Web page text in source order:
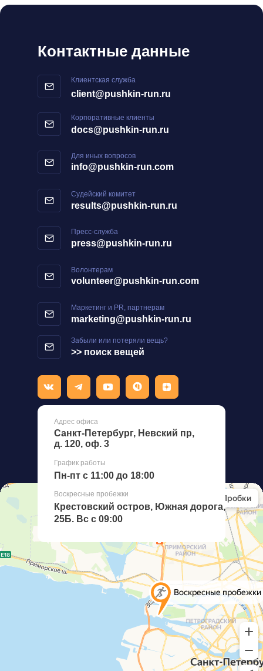
Контактные данные
client@pushkin-run.ru
Клиентская служба
docs@pushkin-run.ru
Корпоративные клиенты
info@pushkin-run.com
Для иных вопросов
results@pushkin-run.ru
Судейский комитет
Адрес офиса
Санкт-Петербург, Невский пр,
д. 120, оф. 3
press@pushkin-run.ru
Пресс-служба
volunteer@pushkin-run.com
Волонтерам
>> поиск вещей
Забыли или потеряли вещь?
marketing@pushkin-run.ru
Маркетинг и PR, партнерам
Пн-пт с 11:00 до 18:00
График работы
Крестовский остров, Южная дорога,
25Б. Вс с 09:00
Воскресные пробежки